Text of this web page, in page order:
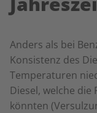
Anders als bei
Konsistenz des
Temperaturen
Diesel, welche
könnten